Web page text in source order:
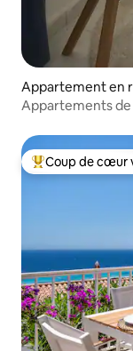
Appartement en
Appartements
Coups de cœur
Coup de cœur